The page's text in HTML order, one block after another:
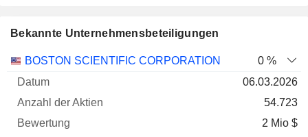
Bekannte Unternehmensbeteiligungen
Unternehmen
Anzahl
Bewertung
BOSTON SCIENTIFIC CORPORATION
0 %
06.03.2026
54.723
2 Mio $